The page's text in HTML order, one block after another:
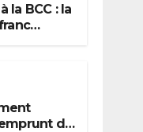
de
la BCC : la
de